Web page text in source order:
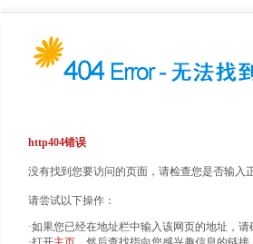
http404错误
没有找到您要访问的页面，请检查您是否输入
请尝试以下操作：
·如果您已经在地址栏中输入该网页的地址，请